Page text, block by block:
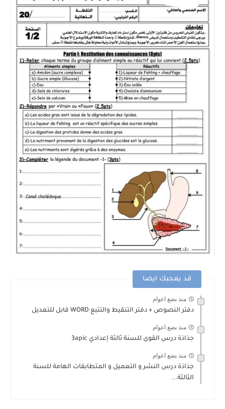
قد يعجبك ايضا
منذ بضع اعوام
دفتر النصوص + دفتر التنقيط والتتبع WORD قابل للتعديل
منذ بضع اعوام
جذاذة درس القوى للسنة ثالثة إعدادي 3apic
منذ بضع اعوام
جذاذة درس النشر و التعميل و المتطابقات الهامة للسنة
الثالثة...